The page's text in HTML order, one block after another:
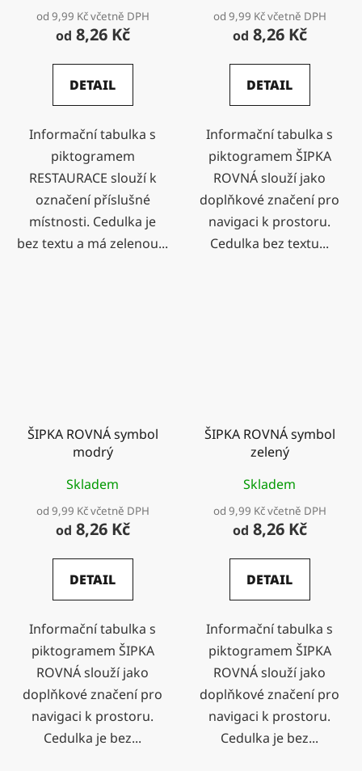
od 9,99 Kč včetně DPH
od 8,26 Kč
DETAIL
Informační tabulka s
piktogramem
RESTAURACE slouží k
označení příslušné
místnosti. Cedulka je
bez textu a má zelenou...
od 9,99 Kč včetně DPH
od 8,26 Kč
DETAIL
Informační tabulka s
piktogramem ŠIPKA
ROVNÁ slouží jako
doplňkové značení pro
navigaci k prostoru.
Cedulka bez textu...
ŠIPKA ROVNÁ symbol
modrý
Skladem
od 9,99 Kč včetně DPH
od 8,26 Kč
DETAIL
Informační tabulka s
piktogramem ŠIPKA
ROVNÁ slouží jako
doplňkové značení pro
navigaci k prostoru.
Cedulka je bez...
ŠIPKA ROVNÁ symbol
zelený
Skladem
od 9,99 Kč včetně DPH
od 8,26 Kč
DETAIL
Informační tabulka s
piktogramem ŠIPKA
ROVNÁ slouží jako
doplňkové značení pro
navigaci k prostoru.
Cedulka je bez...